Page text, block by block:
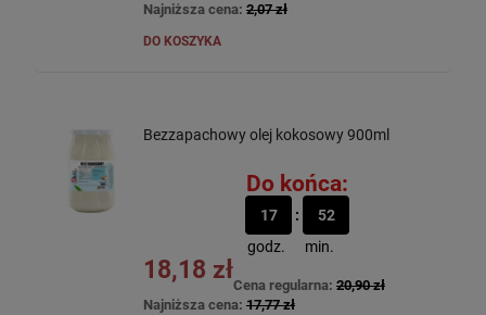
Najniższa cena: 2,07 zł
DO KOSZYKA
Bezzapachowy olej kokosowy 900ml
Do końca:
17
godz.
52
min.
18,18 zł
Cena regularna: 20,90 zł
Najniższa cena: 17,77 zł